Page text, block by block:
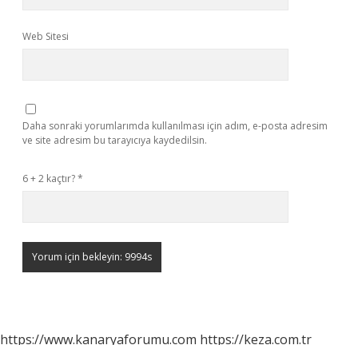
Web Sitesi
Daha sonraki yorumlarımda kullanılması için adım, e-posta adresim
ve site adresim bu tarayıcıya kaydedilsin.
6 + 2 kaçtır?*
https://www.kanaryaforumu.com https://keza.com.tr